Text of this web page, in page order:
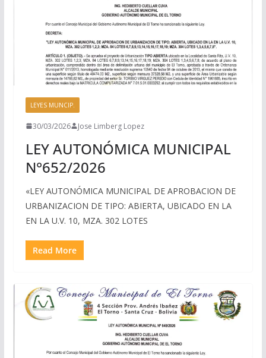
LEYES MUNCIP.
30/03/2026 Jose Limberg Lopez
LEY AUTONÓMICA MUNICIPAL
N°652/2026
«LEY AUTONÓMICA MUNICIPAL DE APROBACION DE
URBANIZACION DE TIPO: ABIERTA, UBICADO EN LA
EN LA U.V. 10, MZA. 302 LOTES
Read More